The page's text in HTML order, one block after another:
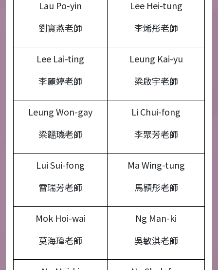
Lau Po-yin
劉寶燕老師
Lee Hei-tung
李烯彤老師
Lee Lai-ting
李麗婷老師
Leung Kai-yu
梁啟宇老師
Leung Won-gay
梁韞璣老師
Li Chui-fong
李聚芳老師
Lui Sui-fong
雷瑞芳老師
Ma Wing-tung
馬頴彤老師
Mok Hoi-wai
莫海瑋老師
Ng Man-ki
吳敏淇老師